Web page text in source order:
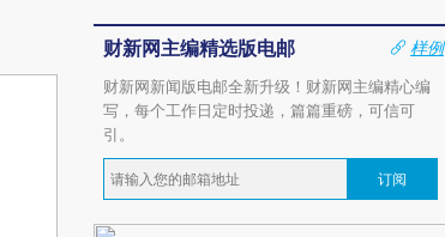
财新网主编精选版电邮
样例
财新网新闻版电邮全新升级！财新网主编精心编
写，每个工作日定时投递，篇篇重磅，可信可
引。
订阅